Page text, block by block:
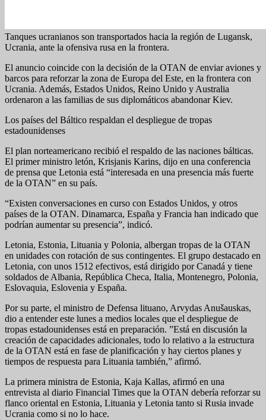
Tanques ucranianos son transportados hacia la región de Lugansk,
Ucrania, ante la ofensiva rusa en la frontera.
El anuncio coincide con la decisión de la OTAN de enviar aviones y
barcos para reforzar la zona de Europa del Este, en la frontera con
Ucrania. Además, Estados Unidos, Reino Unido y Australia
ordenaron a las familias de sus diplomáticos abandonar Kiev.
Los países del Báltico respaldan el despliegue de tropas
estadounidenses
El plan norteamericano recibió el respaldo de las naciones bálticas.
El primer ministro letón, Krisjanis Karins, dijo en una conferencia
de prensa que Letonia está “interesada en una presencia más fuerte
de la OTAN” en su país.
“Existen conversaciones en curso con Estados Unidos, y otros
países de la OTAN. Dinamarca, España y Francia han indicado que
podrían aumentar su presencia”, indicó.
Letonia, Estonia, Lituania y Polonia, albergan tropas de la OTAN
en unidades con rotación de sus contingentes. El grupo destacado en
Letonia, con unos 1512 efectivos, está dirigido por Canadá y tiene
soldados de Albania, República Checa, Italia, Montenegro, Polonia,
Eslovaquia, Eslovenia y España.
Por su parte, el ministro de Defensa lituano, Arvydas Anušauskas,
dio a entender este lunes a medios locales que el despliegue de
tropas estadounidenses está en preparación. ”Está en discusión la
creación de capacidades adicionales, todo lo relativo a la estructura
de la OTAN está en fase de planificación y hay ciertos planes y
tiempos de respuesta para Lituania también,” afirmó.
La primera ministra de Estonia, Kaja Kallas, afirmó en una
entrevista al diario Financial Times que la OTAN debería reforzar su
flanco oriental en Estonia, Lituania y Letonia tanto si Rusia invade
Ucrania como si no lo hace.